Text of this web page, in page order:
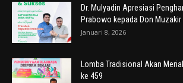
Dr. Mulyadin Apresiasi
Prabowo kepada Don Muzakir
Januari 8, 2026
Lomba Tradisional Akan
ke 459